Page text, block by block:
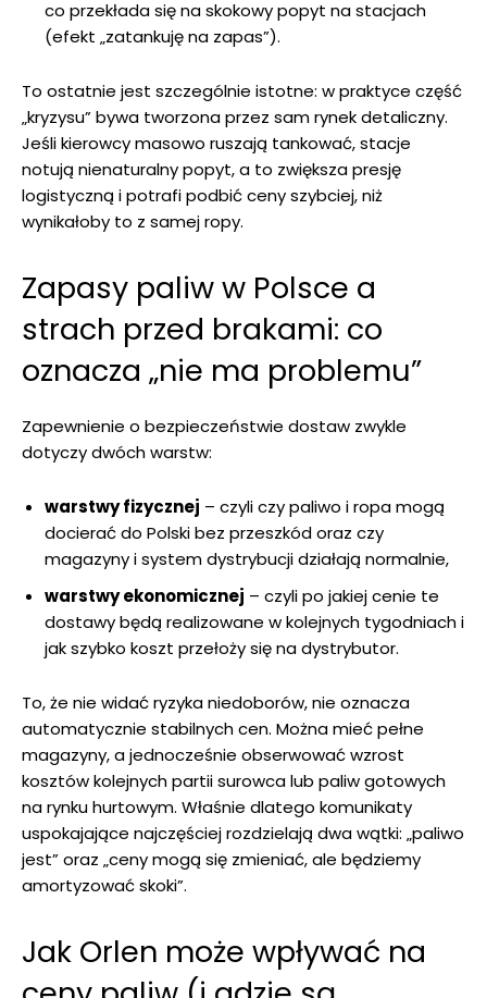
co przekłada się na skokowy popyt na stacjach
(efekt „zatankuję na zapas”).
To ostatnie jest szczególnie istotne: w praktyce część
„kryzysu” bywa tworzona przez sam rynek detaliczny.
Jeśli kierowcy masowo ruszają tankować, stacje
notują nienaturalny popyt, a to zwiększa presję
logistyczną i potrafi podbić ceny szybciej, niż
wynikałoby to z samej ropy.
Zapasy paliw w Polsce a
strach przed brakami: co
oznacza „nie ma problemu”
Zapewnienie o bezpieczeństwie dostaw zwykle
dotyczy dwóch warstw:
warstwy fizycznej – czyli czy paliwo i ropa mogą
docierać do Polski bez przeszkód oraz czy
magazyny i system dystrybucji działają normalnie,
warstwy ekonomicznej – czyli po jakiej cenie te
dostawy będą realizowane w kolejnych tygodniach i
jak szybko koszt przełoży się na dystrybutor.
To, że nie widać ryzyka niedoborów, nie oznacza
automatycznie stabilnych cen. Można mieć pełne
magazyny, a jednocześnie obserwować wzrost
kosztów kolejnych partii surowca lub paliw gotowych
na rynku hurtowym. Właśnie dlatego komunikaty
uspokajające najczęściej rozdzielają dwa wątki: „paliwo
jest” oraz „ceny mogą się zmieniać, ale będziemy
amortyzować skoki”.
Jak Orlen może wpływać na